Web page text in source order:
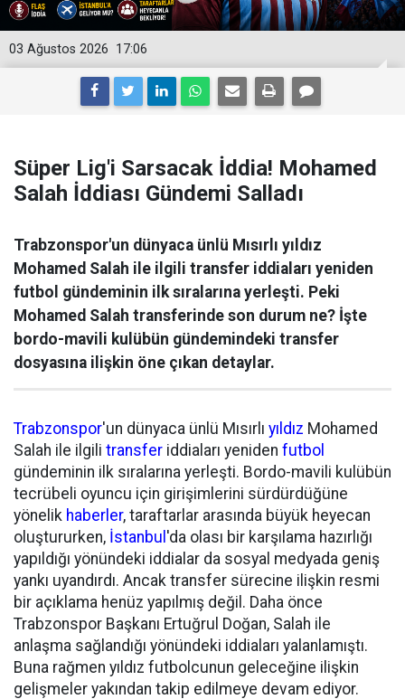
17:06
03 Ağustos 2026
Süper Lig'i Sarsacak İddia! Mohamed
Salah İddiası Gündemi Salladı
Trabzonspor'un dünyaca ünlü Mısırlı yıldız
Mohamed Salah ile ilgili transfer iddiaları yeniden
futbol gündeminin ilk sıralarına yerleşti. Peki
Mohamed Salah transferinde son durum ne? İşte
bordo-mavili kulübün gündemindeki transfer
dosyasına ilişkin öne çıkan detaylar.
Trabzonspor'un dünyaca ünlü Mısırlı yıldız Mohamed
Salah ile ilgili transfer iddiaları yeniden futbol
gündeminin ilk sıralarına yerleşti. Bordo-mavili kulübün
tecrübeli oyuncu için girişimlerini sürdürdüğüne
yönelik haberler, taraftarlar arasında büyük heyecan
oluştururken, İstanbul 'da olası bir karşılama hazırlığı
yapıldığı yönündeki iddialar da sosyal medyada geniş
yankı uyandırdı. Ancak transfer sürecine ilişkin resmi
bir açıklama henüz yapılmış değil. Daha önce
Trabzonspor Başkanı Ertuğrul Doğan, Salah ile
anlaşma sağlandığı yönündeki iddiaları yalanlamıştı.
Buna rağmen yıldız futbolcunun geleceğine ilişkin
gelişmeler yakından takip edilmeye devam ediyor.